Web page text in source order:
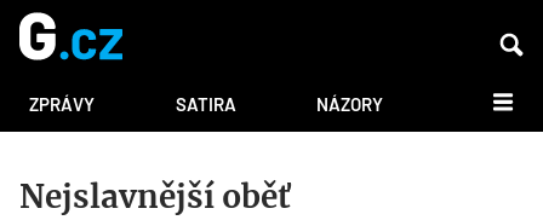
ZPRÁVY SATIRA NÁZORY DALŠÍ
Nejslavnější oběť